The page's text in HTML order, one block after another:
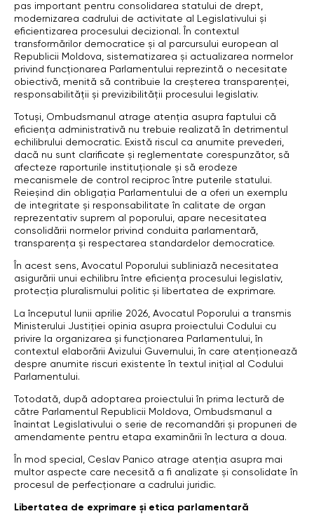
pas important pentru consolidarea statului de drept,
modernizarea cadrului de activitate al Legislativului și
eficientizarea procesului decizional. În contextul
transformărilor democratice și al parcursului european al
Republicii Moldova, sistematizarea și actualizarea normelor
privind funcționarea Parlamentului reprezintă o necesitate
obiectivă, menită să contribuie la creșterea transparenței,
responsabilității și previzibilității procesului legislativ.
Totuși, Ombudsmanul atrage atenția asupra faptului că
eficiența administrativă nu trebuie realizată în detrimentul
echilibrului democratic. Există riscul ca anumite prevederi,
dacă nu sunt clarificate și reglementate corespunzător, să
afecteze raporturile instituționale și să erodeze
mecanismele de control reciproc între puterile statului.
Reieșind din obligația Parlamentului de a oferi un exemplu
de integritate și responsabilitate în calitate de organ
reprezentativ suprem al poporului, apare necesitatea
consolidării normelor privind conduita parlamentară,
transparența și respectarea standardelor democratice.
În acest sens, Avocatul Poporului subliniază necesitatea
asigurării unui echilibru între eficiența procesului legislativ,
protecția pluralismului politic și libertatea de exprimare.
La începutul lunii aprilie 2026, Avocatul Poporului a transmis
Ministerului Justiției opinia asupra proiectului Codului cu
privire la organizarea și funcționarea Parlamentului, în
contextul elaborării Avizului Guvernului, în care atenționează
despre anumite riscuri existente în textul inițial al Codului
Parlamentului.
Totodată, după adoptarea proiectului în prima lectură de
către Parlamentul Republicii Moldova, Ombudsmanul a
înaintat Legislativului o serie de recomandări și propuneri de
amendamente pentru etapa examinării în lectura a doua.
În mod special, Ceslav Panico atrage atenția asupra mai
multor aspecte care necesită a fi analizate și consolidate în
procesul de perfecționare a cadrului juridic.
Libertatea de exprimare și etica parlamentară